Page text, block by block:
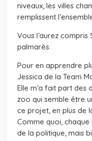
niveaux, les villes
remplissent
Vous l’aurez
palmarès.
Pour en apprendre
Jessica de la Team
Elle m’a fait part des
zoo qui semble être
ce projet, en plus de
Comme quoi,
de la politique, mais